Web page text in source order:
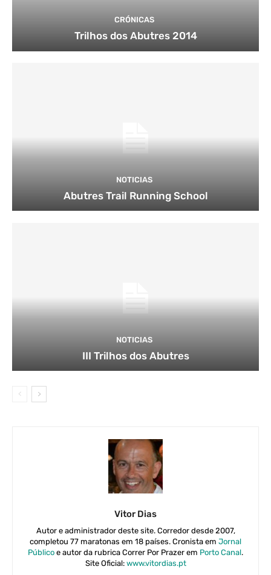
CRÓNICAS
Trilhos dos Abutres 2014
NOTICIAS
Abutres Trail Running School
NOTICIAS
III Trilhos dos Abutres
Vitor Dias
Autor e administrador deste site. Corredor desde 2007,
completou 77 maratonas em 18 países. Cronista em Jornal
Público e autor da rubrica Correr Por Prazer em Porto Canal.
Site Oficial: www.vitordias.pt